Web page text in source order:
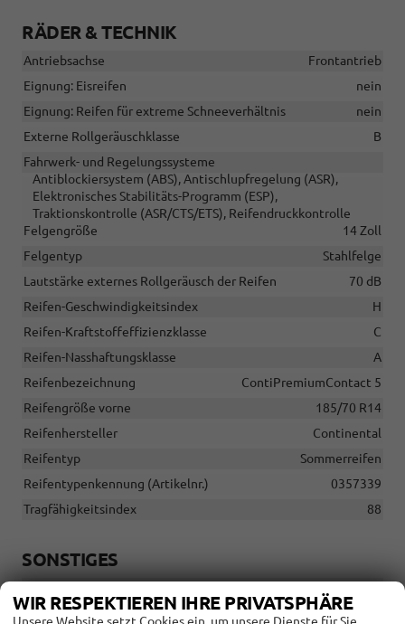
RÄDER & TECHNIK
Antriebsachse
Frontantrieb
Eignung: Eisreifen
nein
Eignung: Reifen für extreme Schneeverhältnis
nein
Externe Rollgeräuschklasse
B
Fahrwerk- und Regelungssysteme
Antiblockiersystem (ABS), Antischlupfregelung (ASR),
Elektronisches Stabilitäts-Programm (ESP),
Traktionskontrolle (ASR/CTS/ETS), Reifendruckkontrolle
Felgengröße
14 Zoll
Felgentyp
Stahlfelge
Lautstärke externes Rollgeräusch der Reifen
70 dB
Reifen-Geschwindigkeitsindex
H
Reifen-Kraftstoffeffizienzklasse
C
Reifen-Nasshaftungsklasse
A
Reifenbezeichnung
ContiPremiumContact 5
Reifengröße vorne
185/70 R14
Reifenhersteller
Continental
Reifentyp
Sommerreifen
Reifentypenkennung (Artikelnr.)
0357339
Tragfähigkeitsindex
88
SONSTIGES
Anzahl Sitzplätze
WIR RESPEKTIEREN IHRE PRIVATSPHÄRE